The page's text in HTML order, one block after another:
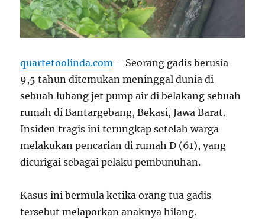
quartetoolinda.com – Seorang gadis berusia
9,5 tahun ditemukan meninggal dunia di
sebuah lubang jet pump air di belakang sebuah
rumah di Bantargebang, Bekasi, Jawa Barat.
Insiden tragis ini terungkap setelah warga
melakukan pencarian di rumah D (61), yang
dicurigai sebagai pelaku pembunuhan.
Kasus ini bermula ketika orang tua gadis
tersebut melaporkan anaknya hilang.